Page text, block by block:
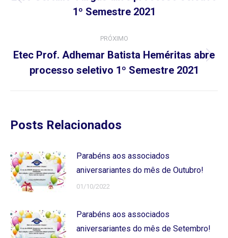
Post
anterior:
1º Semestre 2021
PRÓXIMO
Próximo
post:
Etec Prof. Adhemar Batista Heméritas abre
processo seletivo 1º Semestre 2021
Posts Relacionados
Parabéns aos associados
aniversariantes do mês de Outubro!
01/10/2022
Parabéns aos associados
aniversariantes do mês de Setembro!